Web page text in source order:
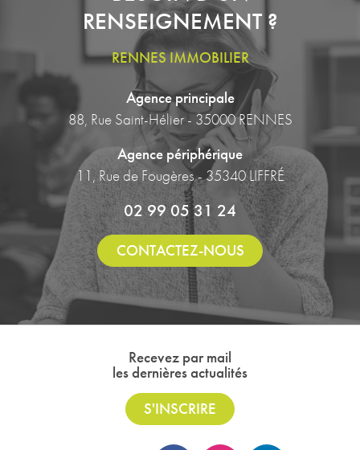
RENSEIGNEMENT ?
RENNES IMMOBILIER
Agence principale
88, Rue Saint-Hélier - 35000 RENNES
Agence périphérique
11, Rue de Fougères - 35340 LIFFRÉ
02 99 05 31 24
CONTACTEZ-NOUS
Recevez par mail
les dernières actualités
S'INSCRIRE